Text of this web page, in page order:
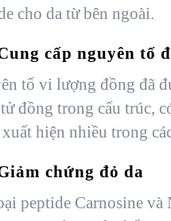
cho da từ bên ngoài.
cấp nguyên tố
tố vi lượng đồng đã
đồng trong cấu trúc,
hiện nhiều trong
chứng đỏ da
peptide Carnosine và